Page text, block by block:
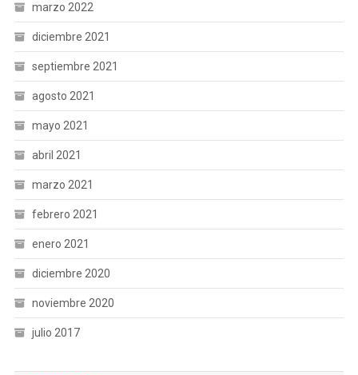
marzo 2022
diciembre 2021
septiembre 2021
agosto 2021
mayo 2021
abril 2021
marzo 2021
febrero 2021
enero 2021
diciembre 2020
noviembre 2020
julio 2017